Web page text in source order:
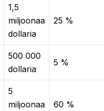
1,5
miljoonaa
dollaria
25 %
500 000
dollaria
5 %
5
miljoonaa
60 %